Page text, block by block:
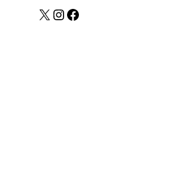
X Instagram Facebook